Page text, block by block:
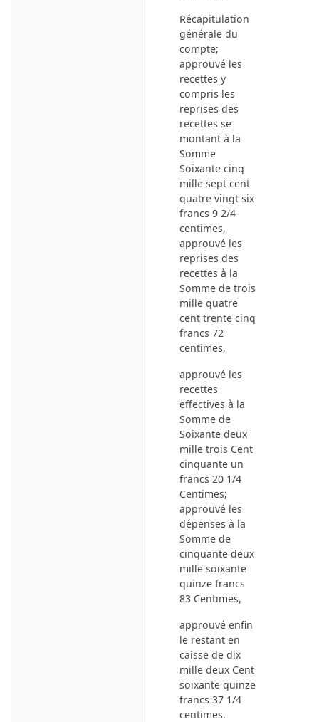
Récapitulation
générale du
compte;
approuvé les
recettes y
compris les
reprises des
recettes se
montant à la
Somme
Soixante cinq
mille sept cent
quatre vingt six
francs 9 2/4
centimes,
approuvé les
reprises des
recettes à la
Somme de trois
mille quatre
cent trente cinq
francs 72
centimes,
approuvé les
recettes
effectives à la
Somme de
Soixante deux
mille trois Cent
cinquante un
francs 20 1/4
Centimes;
approuvé les
dépenses à la
Somme de
cinquante deux
mille soixante
quinze francs
83 Centimes,
approuvé enfin
le restant en
caisse de dix
mille deux Cent
soixante quinze
francs 37 1/4
centimes.